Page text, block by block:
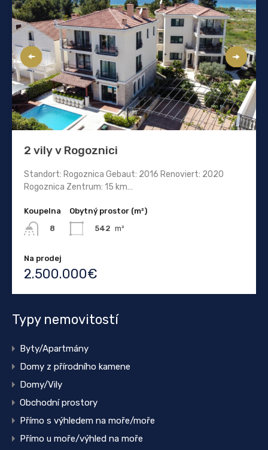
2 vily v Rogoznici
Standort: Rogoznica Gebaut: 2016 Renoviert: 2020
Rogoznica Zentrum: 15 km…
Koupelna
8
Obytný prostor (m²)
542 m²
Na prodej
2.500.000€
Typy nemovitostí
Byty/Apartmány
Domy z přírodního kamene
Domy/Vily
Obchodní prostory
Přímo s výhledem na moře/moře
Přímo u moře/výhled na moře